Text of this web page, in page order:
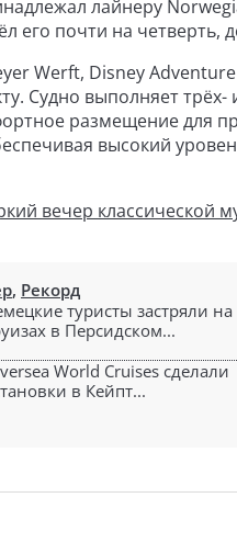
лайнеру
почти на четверть,
Werft, Disney Adventure
Судно выполняет
размещение для
высокий
вечер классической
, Рекорд
туристы застряли на
в Персидском...
World Cruises сделали
в Кейпт...